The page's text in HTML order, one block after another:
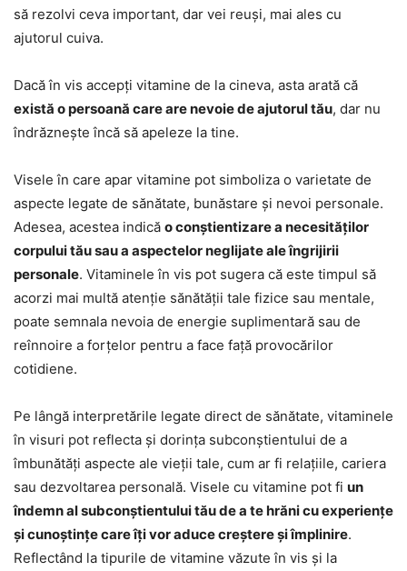
să rezolvi ceva important, dar vei reuși, mai ales cu
ajutorul cuiva.
Dacă în vis accepți vitamine de la cineva, asta arată că
există o persoană care are nevoie de ajutorul tău, dar nu
îndrăznește încă să apeleze la tine.
Visele în care apar vitamine pot simboliza o varietate de
aspecte legate de sănătate, bunăstare și nevoi personale.
Adesea, acestea indică o conștientizare a necesităților
corpului tău sau a aspectelor neglijate ale îngrijirii
personale. Vitaminele în vis pot sugera că este timpul să
acorzi mai multă atenție sănătății tale fizice sau mentale,
poate semnala nevoia de energie suplimentară sau de
reînnoire a forțelor pentru a face față provocărilor
cotidiene.
Pe lângă interpretările legate direct de sănătate, vitaminele
în visuri pot reflecta și dorința subconștientului de a
îmbunătăți aspecte ale vieții tale, cum ar fi relațiile, cariera
sau dezvoltarea personală. Visele cu vitamine pot fi un
îndemn al subconștientului tău de a te hrăni cu experiențe
și cunoștințe care îți vor aduce creștere și împlinire.
Reflectând la tipurile de vitamine văzute în vis și la